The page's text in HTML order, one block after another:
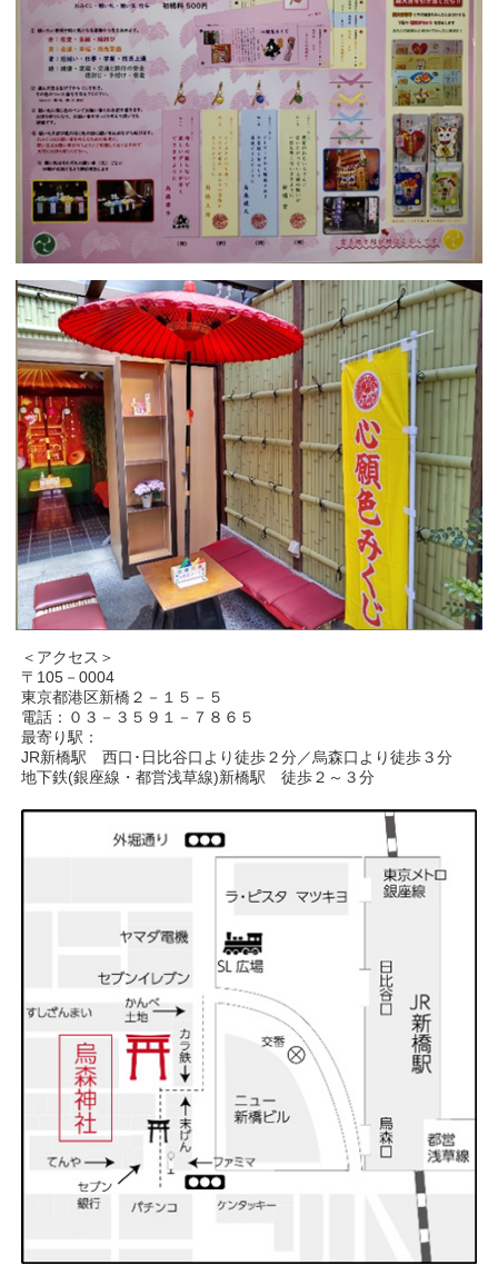
＜アクセス＞
〒105－0004
東京都港区新橋２－１５－５
電話：０３－３５９１－７８６５
最寄り駅：
JR新橋駅 西口･日比谷口より徒歩２分／烏森口より徒歩３分
地下鉄(銀座線・都営浅草線)新橋駅 徒歩２～３分